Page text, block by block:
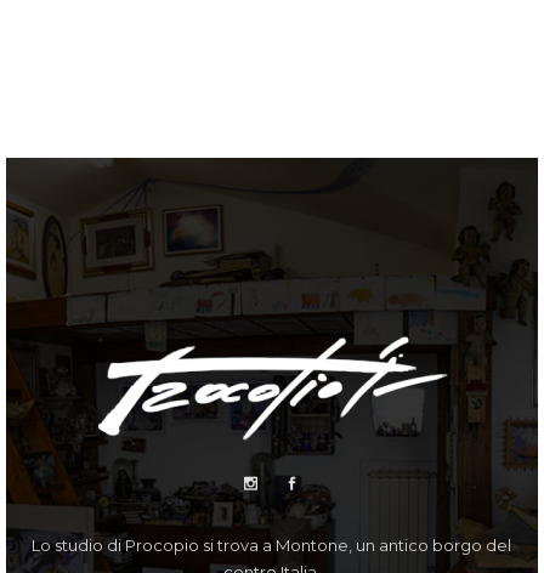
Lo studio di Procopio si trova a Montone, un antico borgo del